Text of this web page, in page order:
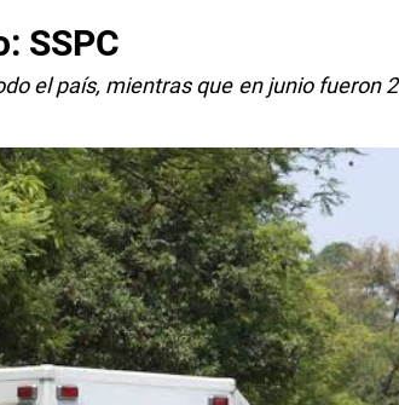
SSPC
el país, mientras que en junio fueron 2